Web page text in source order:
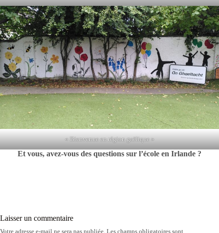
« Bienvenue en région gaëlique »
Et vous, avez-vous des questions sur l’école en Irlande ?
Laisser un commentaire
Votre adresse e-mail ne sera pas publiée. Les champs obligatoires sont